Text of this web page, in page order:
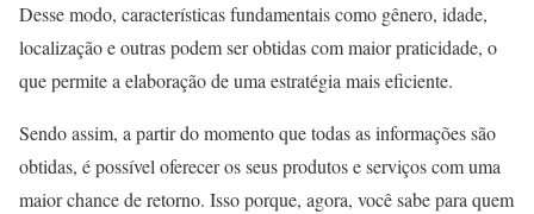
Desse modo, características fundamentais como gênero, idade,
localização e outras podem ser obtidas com maior praticidade, o
que permite a elaboração de uma estratégia mais eficiente.
Sendo assim, a partir do momento que todas as informações são
obtidas, é possível oferecer os seus produtos e serviços com uma
maior chance de retorno. Isso porque, agora, você sabe para quem